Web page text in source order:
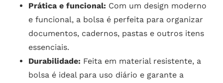
Prática e funcional: Com um design moderno
e funcional, a bolsa é perfeita para organizar
documentos, cadernos, pastas e outros itens
essenciais.
Durabilidade: Feita em material resistente, a
bolsa é ideal para uso diário e garante a